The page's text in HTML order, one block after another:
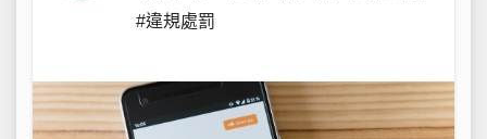
#違規處罰